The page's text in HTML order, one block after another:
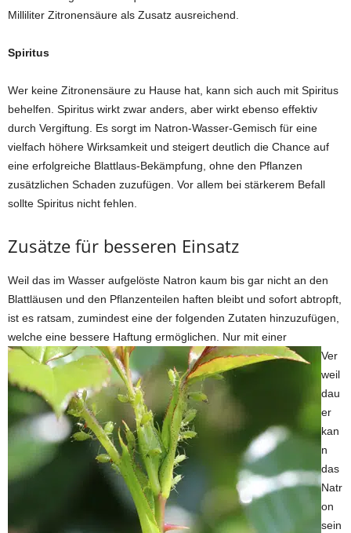
Milliliter Zitronensäure als Zusatz ausreichend.
Spiritus
Wer keine Zitronensäure zu Hause hat, kann sich auch mit Spiritus
behelfen. Spiritus wirkt zwar anders, aber wirkt ebenso effektiv
durch Vergiftung. Es sorgt im Natron-Wasser-Gemisch für eine
vielfach höhere Wirksamkeit und steigert deutlich die Chance auf
eine erfolgreiche Blattlaus-Bekämpfung, ohne den Pflanzen
zusätzlichen Schaden zuzufügen. Vor allem bei stärkerem Befall
sollte Spiritus nicht fehlen.
Zusätze für besseren Einsatz
Weil das im Wasser aufgelöste Natron kaum bis gar nicht an den
Blattläusen und den Pflanzenteilen haften bleibt und sofort abtropft,
ist es ratsam, zumindest eine der folgenden Zutaten hinzuzufügen,
welche eine bessere Haftung ermöglichen. Nur mit einer
Ver
weil
dau
er
kan
n
das
Natr
on
sein